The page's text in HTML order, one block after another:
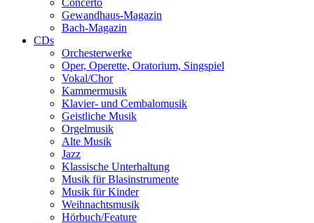
Concerto
Gewandhaus-Magazin
Bach-Magazin
CDs
Orchesterwerke
Oper, Operette, Oratorium, Singspiel
Vokal/Chor
Kammermusik
Klavier- und Cembalomusik
Geistliche Musik
Orgelmusik
Alte Musik
Jazz
Klassische Unterhaltung
Musik für Blasinstrumente
Musik für Kinder
Weihnachtsmusik
Hörbuch/Feature